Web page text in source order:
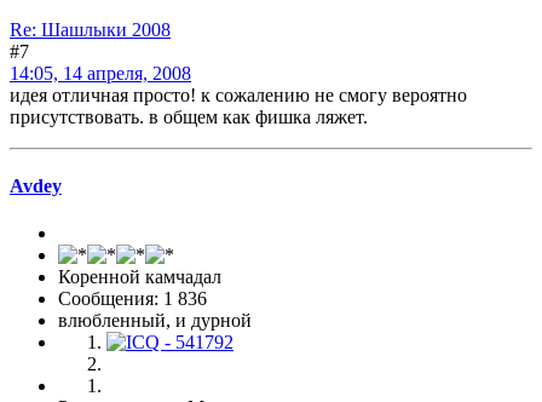
Re: Шашлыки 2008
#7
14:05, 14 апреля, 2008
идея отличная просто! к сожалению не смогу вероятно
присутствовать. в общем как фишка ляжет.
Avdey
Коренной камчадал
Сообщения: 1 836
влюбленный, и дурной